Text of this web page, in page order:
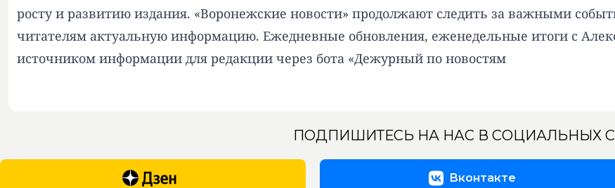
росту и развитию издания. «Воронежские новости» продолжают следить за важными
читателям актуальную информацию. Ежедневные обновления, еженедельные итоги с
источником информации для редакции через бота «Дежурный по новостям
ПОДПИШИТЕСЬ НА НАС В СОЦИАЛЬНЫХ
Вконтакте